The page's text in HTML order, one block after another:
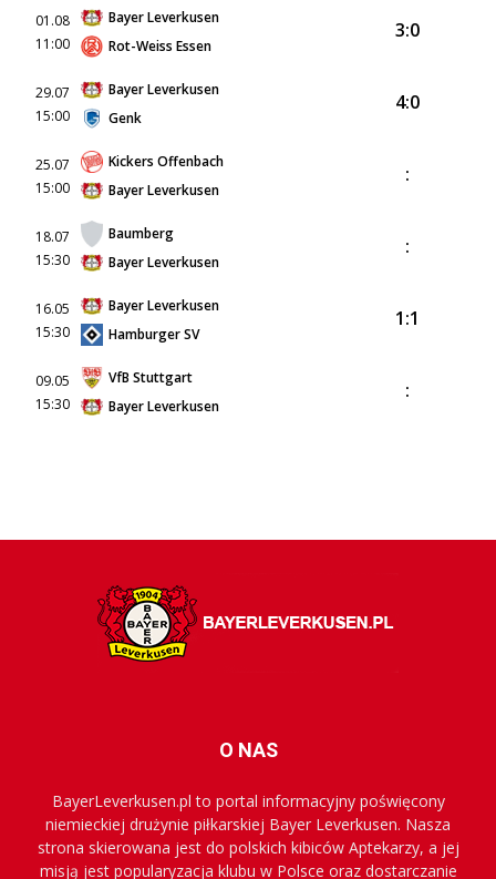
01.08
11:00
Bayer Leverkusen
Rot-Weiss Essen
3:0
29.07
15:00
Bayer Leverkusen
Genk
4:0
25.07
15:00
Kickers Offenbach
Bayer Leverkusen
:
18.07
15:30
Baumberg
Bayer Leverkusen
:
16.05
15:30
Bayer Leverkusen
Hamburger SV
1:1
09.05
15:30
VfB Stuttgart
Bayer Leverkusen
:
O NAS
BayerLeverkusen.pl to portal informacyjny poświęcony
niemieckiej drużynie piłkarskiej Bayer Leverkusen. Nasza
strona skierowana jest do polskich kibiców Aptekarzy, a jej
misją jest popularyzacja klubu w Polsce oraz dostarczanie